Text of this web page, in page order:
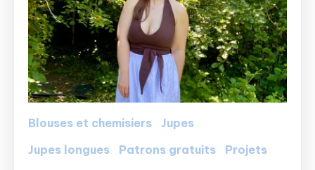
Blouses et chemisiers
Jupes
Jupes longues
Patrons gratuits Projets